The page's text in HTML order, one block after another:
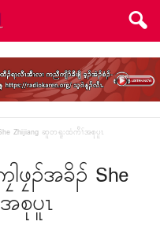
Zhijiang ဆူတရူးထံကီၢ်အစုပူၤ
ၣ်အခိၣ် She
စုပူၤ